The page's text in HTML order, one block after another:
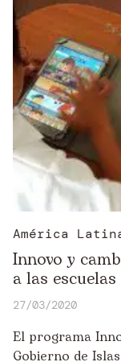
América
Innovo y
a las
27/03/2020
El programa
Gobierno de